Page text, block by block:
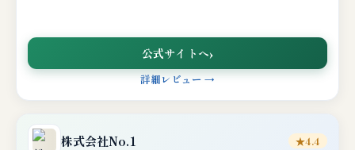
公式サイトへ
詳細レビュー →
株式会社No.1 ★4.4